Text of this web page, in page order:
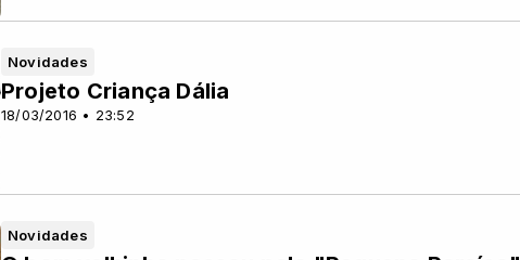
Novidades
18/03/2016 • 23:52
Projeto Criança Dália
Novidades